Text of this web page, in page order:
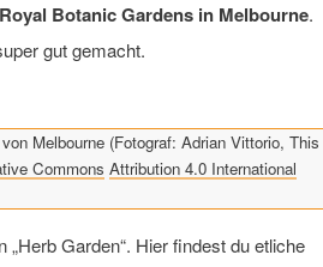
Royal Botanic Gardens in Melbourne.
gut gemacht.
Melbourne (Fotograf: Adrian Vittorio, This
Commons Attribution 4.0 International
„Herb Garden“. Hier findest du etliche